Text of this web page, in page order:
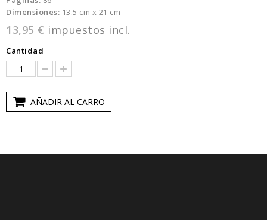
Dimensiones: 13.5 cm x 21 cm
13,95 € impuestos incl.
Cantidad
AÑADIR AL CARRO